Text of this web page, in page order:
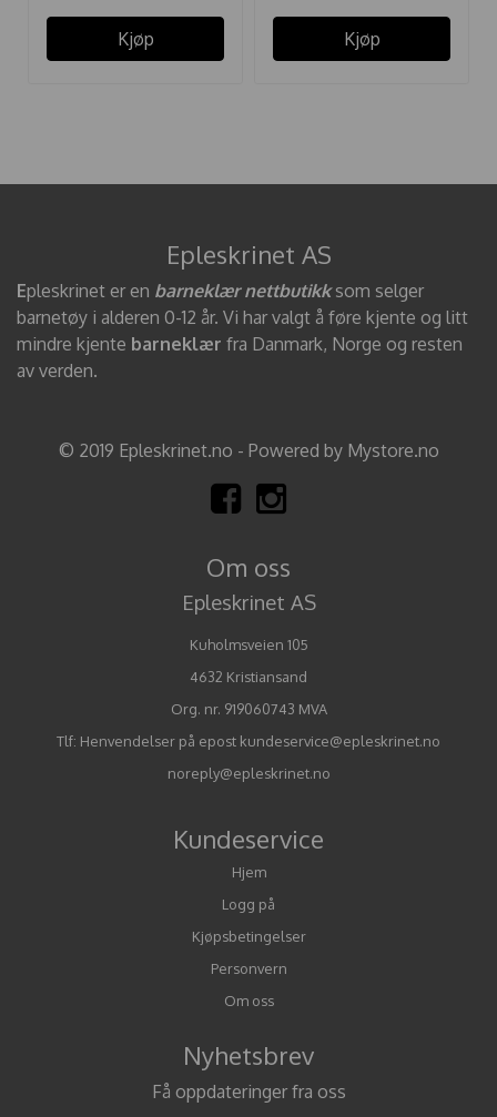
Kjøp Kjøp
Epleskrinet AS
Epleskrinet er en barneklær nettbutikksom selger
barnetøy i alderen 0-12 år. Vi har valgt å føre kjente og litt
mindre kjente barneklær fra Danmark, Norge og resten
av verden.
© 2019 Epleskrinet.no - Powered by Mystore.no
Om oss
Epleskrinet AS
Kuholmsveien 105
4632 Kristiansand
Org. nr. 919060743 MVA
Tlf: Henvendelser på epost kundeservice@epleskrinet.no
noreply@epleskrinet.no
Kundeservice
Hjem
Logg på
Kjøpsbetingelser
Personvern
Om oss
Nyhetsbrev
Få oppdateringer fra oss